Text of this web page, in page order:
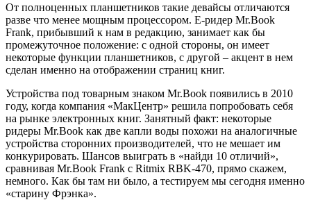
От полноценных планшетников такие девайсы отличаются
разве что менее мощным процессором. Е-ридер Mr.Book
Frank, прибывший к нам в редакцию, занимает как бы
промежуточное положение: с одной стороны, он имеет
некоторые функции планшетников, с другой – акцент в нем
сделан именно на отображении страниц книг.
Устройства под товарным знаком Mr.Book появились в 2010
году, когда компания «МакЦентр» решила попробовать себя
на рынке электронных книг. Занятный факт: некоторые
ридеры Mr.Book как две капли воды похожи на аналогичные
устройства сторонних производителей, что не мешает им
конкурировать. Шансов выиграть в «найди 10 отличий»,
сравнивая Mr.Book Frank с Ritmix RBK-470, прямо скажем,
немного. Как бы там ни было, а тестируем мы сегодня именно
«старину Фрэнка».